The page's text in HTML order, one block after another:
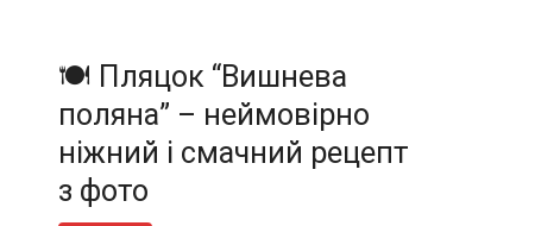
🍽️ Пляцок “Вишнева
поляна” – неймовірно
ніжний і смачний рецепт
з фото